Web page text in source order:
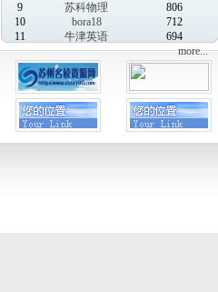
9
苏科物理
806
10
bora18
712
11
牛津英语
694
more...